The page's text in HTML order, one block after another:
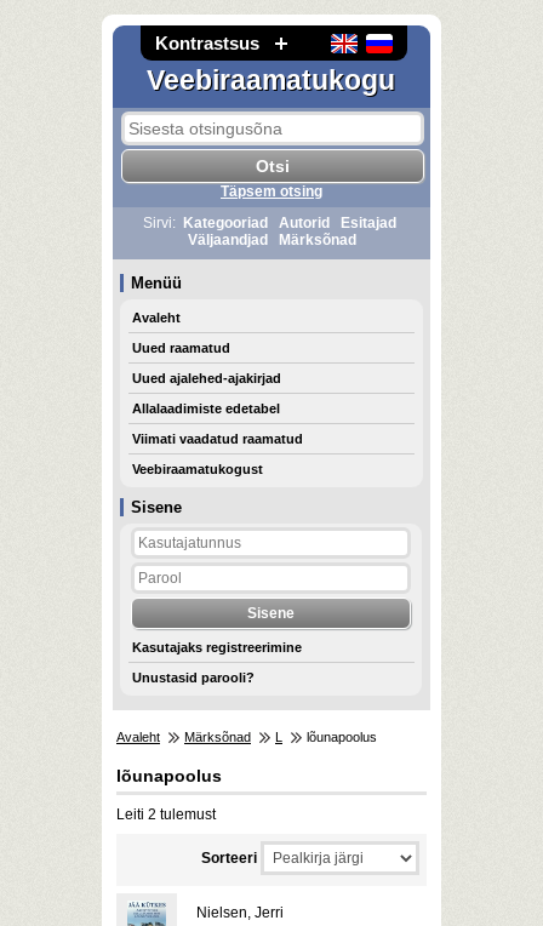
Kontrastsus
Veebiraamatukogu
Sisene
Kasutajaks registreerimine
Unustasid parooli?
Täpsem otsing
Sirvi:
Kategooriad Autorid
Esitajad
Väljaandjad
Märksõnad
Menüü
Avaleht
Uued raamatud
Uued ajalehed-ajakirjad
Allalaadimiste edetabel
Viimati vaadatud raamatud
Veebiraamatukogust
Avaleht Märksõnad L lõunapoolus
lõunapoolus
Leiti 2 tulemust
Sorteeri
Nielsen, Jerri